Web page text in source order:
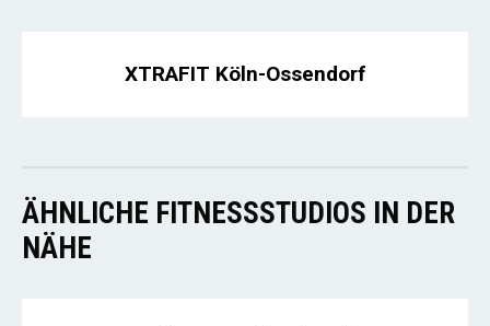
XTRAFIT Köln-Ossendorf
ÄHNLICHE FITNESSSTUDIOS IN DER
NÄHE